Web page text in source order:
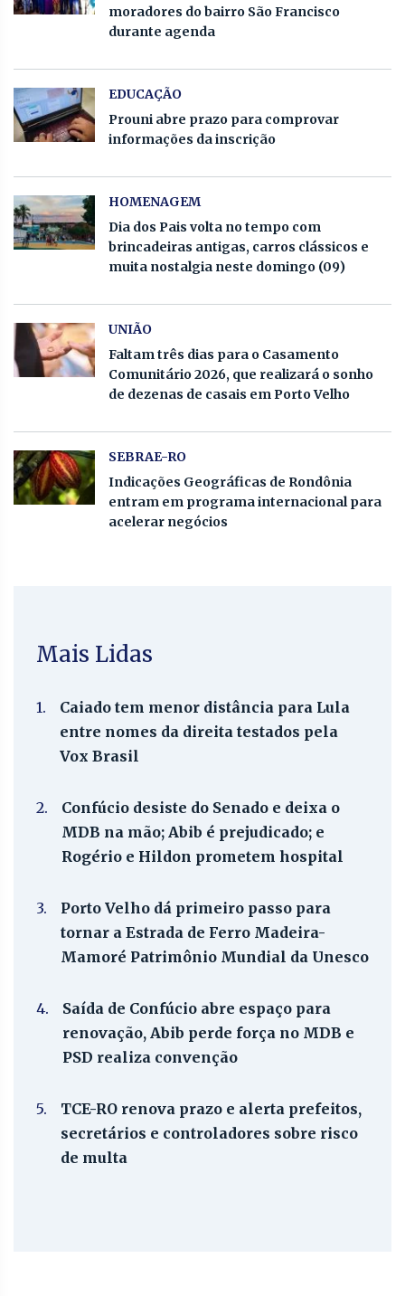
moradores do bairro São Francisco
durante agenda
EDUCAÇÃO
Prouni abre prazo para comprovar
informações da inscrição
HOMENAGEM
Dia dos Pais volta no tempo com
brincadeiras antigas, carros clássicos e
muita nostalgia neste domingo (09)
UNIÃO
Faltam três dias para o Casamento
Comunitário 2026, que realizará o sonho
de dezenas de casais em Porto Velho
SEBRAE-RO
Indicações Geográficas de Rondônia
entram em programa internacional para
acelerar negócios
Mais Lidas
1.
Caiado tem menor distância para Lula
entre nomes da direita testados pela
Vox Brasil
2.
Confúcio desiste do Senado e deixa o
MDB na mão; Abib é prejudicado; e
Rogério e Hildon prometem hospital
3.
Porto Velho dá primeiro passo para
tornar a Estrada de Ferro Madeira-
Mamoré Patrimônio Mundial da Unesco
4.
Saída de Confúcio abre espaço para
renovação, Abib perde força no MDB e
PSD realiza convenção
5.
TCE-RO renova prazo e alerta prefeitos,
secretários e controladores sobre risco
de multa